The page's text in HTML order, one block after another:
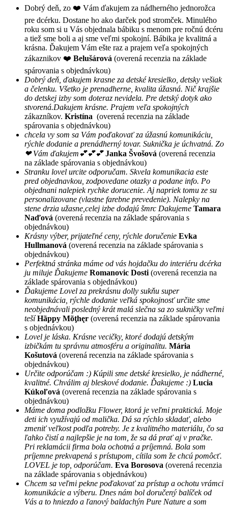
Dobrý deň, zo ❤️ Vám ďakujem za nádherného jednorožca
pre dcérku. Dostane ho ako darček pod stromček. Minulého
roku som si u Vás objednala bábiku s menom pre ročnú dcéru
a tiež sme boli a aj sme veľmi spokojní. Bábika je kvalitná a
krásna. Ďakujem Vám ešte raz a prajem veľa spokojných
zákaznikov ❤️ Belušárová (overená recenzia na základe
spárovania s objednávkou)
Dobrý deň, ďakujem krasne za detské kresielko, detsky vešiak
a čelenku. Všetko je prenadherne, kvalita úžasná. Nič krajšie
do detskej izby som doteraz nevidela. Pre detský dotyk ako
stvorená.Dakujem krásne. Prajem veľa spokojných
zákazníkov. Kristína (overená recenzia na základe
spárovania s objednávkou)
chcela vy som sa Vám poďakovať za úžasnú komunikáciu,
rýchle dodanie a prenádherný tovar. Suknička je úchvatná. Zo
❤ Vám ďakujem💕💕💕 Janka Švošová (overená recenzia
na základe spárovania s objednávkou)
Stranku lovel urcite odporučam. Skvela komunikacia este
pred objednavkou, zodpovedane otazky a podane info. Po
objednani nalepiek rychke dorucenie. Aj napriek tomu ze su
personalizovane (vlastne farebne prevedenie). Nalepky na
stene drzia užasne,celej izbe dodajú šmrc Dakujeme Tamara
Naďová (overená recenzia na základe spárovania s
objednávkou)
Krásny výber, prijateľné ceny, rýchle doručenie Evka
Hullmanová (overená recenzia na základe spárovania s
objednávkou)
Perfektná stránka máme od vás hojdačku do interiéru dcérka
ju miluje Ďakujeme Romanovic Dosti(overená recenzia na
základe spárovania s objednávkou)
Ďakujeme Lovel za prekrásnu dolly sukňu super
komunikácia, rýchle dodanie veľká spokojnosť určite sme
neobjednávali posledný krát malá slečna sa zo sukničky veľmi
tešíHãppy Mõţhęr (overená recenzia na základe spárovania
s objednávkou)
Lovel je láska. Krásne vecičky, ktoré dodajú detským
izbičkám tu správnu atmosféru a originalitu. Mária
Košutová (overená recenzia na základe spárovania s
objednávkou)
Určite odporúčam :) Kúpili sme detské kresielko, je nádherné,
kvalitné. Chválim aj bleskové dodanie. Ďakujeme :) Lucia
Kúkoľová (overená recenzia na základe spárovania s
objednávkou)
Máme doma podložku Flower, ktorá je veľmi praktická. Moje
deti ich využívajú od malička. Dá sa rýchlo skladať, alebo
zmeniť veľkost podľa potreby. Je z kvalitného materiálu, čo sa
ľahko čistí a najlepšie je na tom, že sa dá prať aj v pračke.
Pri reklamácii firma bola ochotná a príjemná. Bola som
príjemne prekvapená s prístupom, cítila som že chcú pomôcť.
LOVEL je top, odporúčam. Eva Borosova (overená recenzia
na základe spárovania s objednávkou)
Chcem sa veľmi pekne poďakovať za prístup a ochotu vrámci
komunikácie a výberu. Dnes nám bol doručený balíček od
Vás a to hniezdo a ľanový baldachýn Pure Nature a som